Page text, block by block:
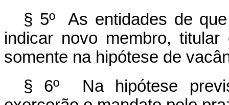
§ 5º As entidades de
indicar novo membro,
somente na hipótese de
§ 6º Na hipótese